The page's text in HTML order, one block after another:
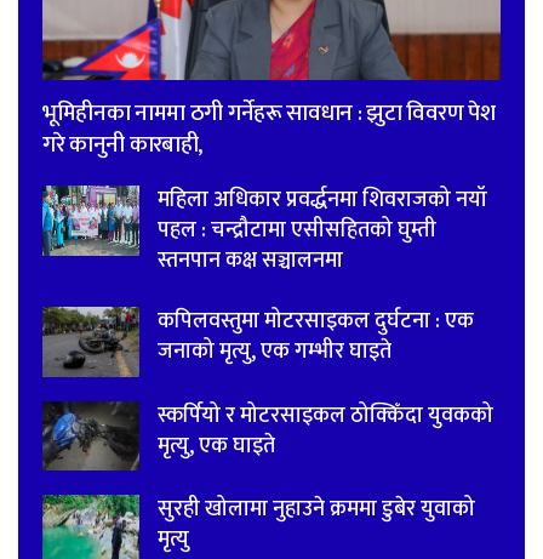
भूमिहीनका नाममा ठगी गर्नेहरू सावधान : झुटा विवरण पेश
गरे कानुनी कारबाही,
महिला अधिकार प्रवर्द्धनमा शिवराजको नयाँ
पहल : चन्द्रौटामा एसीसहितको घुम्ती
स्तनपान कक्ष सञ्चालनमा
कपिलवस्तुमा मोटरसाइकल दुर्घटना : एक
जनाको मृत्यु, एक गम्भीर घाइते
स्कर्पियो र मोटरसाइकल ठोक्किँदा युवकको
मृत्यु, एक घाइते
सुरही खोलामा नुहाउने क्रममा डुबेर युवाको
मृत्यु